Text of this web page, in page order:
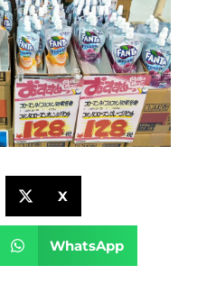
X
WhatsApp